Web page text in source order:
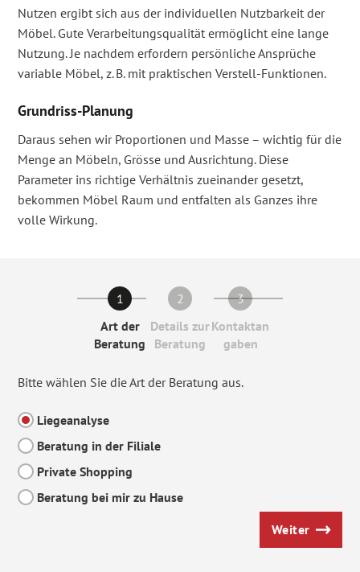
Nutzen ergibt sich aus der individuellen Nutzbarkeit der
Möbel. Gute Verarbeitungs­qualität ermöglicht eine lange
Nutzung. Je nachdem erfordern persönliche Ansprüche
variable Möbel, z. B. mit praktischen Verstell-Funktionen.
Grundriss-Planung
Daraus sehen wir Proportionen und Masse – wichtig für die
Menge an Möbeln, Grösse und Ausrichtung. Diese
Parameter ins richtige Verhältnis zueinander gesetzt,
bekommen Möbel Raum und entfalten als Ganzes ihre
volle Wirkung.
1
Art der
Beratung
2
Details zur
Beratung
3
Kontaktan
gaben
Bitte wählen Sie die Art der Beratung aus.
Liegeanalyse
Beratung in der Filiale
Private Shopping
Beratung bei mir zu Hause
Weiter